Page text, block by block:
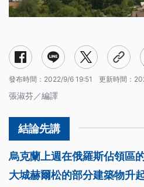
發布時間： 2022/9/6 19:51 更新時間：
張淑芬／編譯
烏克蘭上週在俄羅斯佔領區
大城赫爾松的部分建築物升